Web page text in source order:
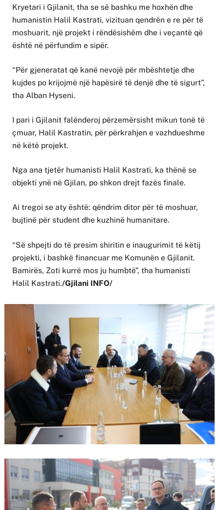
Kryetari i Gjilanit, tha se së bashku me hoxhën dhe
humanistin Halil Kastrati, vizituan qendrën e re për të
moshuarit, një projekt i rëndësishëm dhe i veçantë që
është në përfundim e sipër.
“Për gjeneratat që kanë nevojë për mbështetje dhe
kujdes po krijojmë një hapësirë të denjë dhe të sigurt”,
tha Alban Hyseni.
I pari i Gjilanit falënderoj përzemërsisht mikun tonë të
çmuar, Halil Kastratin, për përkrahjen e vazhdueshme
në këtë projekt.
Nga ana tjetër humanisti Halil Kastrati, ka thënë se
objekti ynë në Gjilan, po shkon drejt fazës finale.
Ai tregoi se aty është: qëndrim ditor për të moshuar,
bujtinë për student dhe kuzhinë humanitare.
“Së shpejti do të presim shiritin e inaugurimit të këtij
projekti, i bashkë financuar me Komunën e Gjilanit.
Bamirës, Zoti kurrë mos ju humbtë”, tha humanisti
Halil Kastrati./Gjilani INFO/